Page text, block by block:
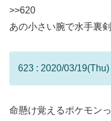
>>620
あの小さい腕で水手裏
623 : 2020/03/
命懸け覚えるポケモン